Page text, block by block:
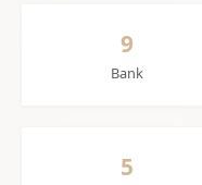
9
Bank
5